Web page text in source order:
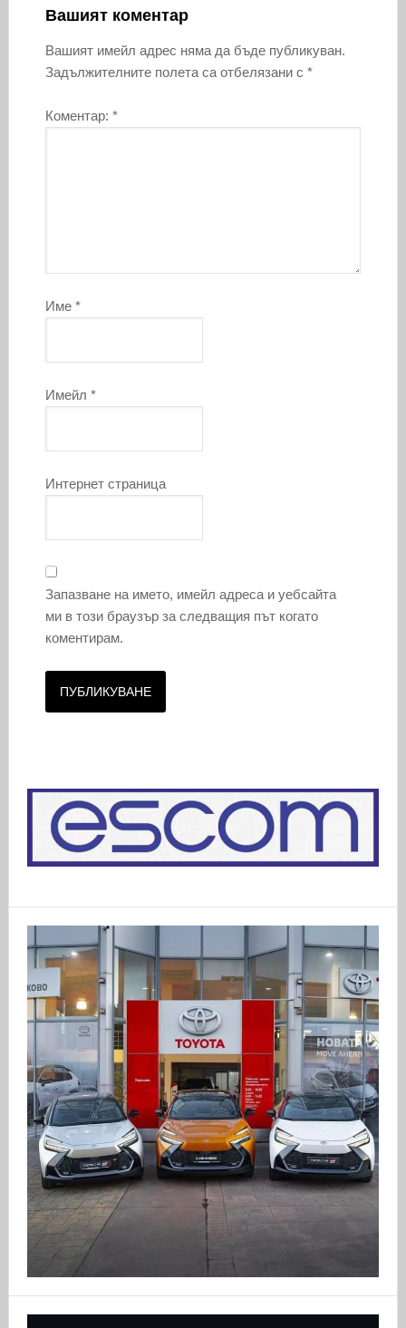
Вашият коментар
Вашият имейл адрес няма да бъде публикуван.
Задължителните полета са отбелязани с *
Коментар: *
Име *
Имейл *
Интернет страница
Запазване на името, имейл адреса и уебсайта
ми в този браузър за следващия път когато
коментирам.